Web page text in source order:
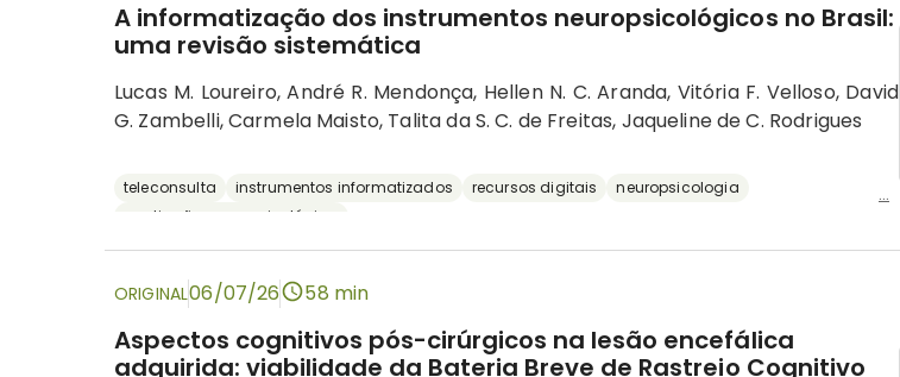
A informatização dos instrumentos neuropsicológicos no Brasil:
uma revisão sistemática
Lucas M. Loureiro, André R. Mendonça, Hellen N. C. Aranda, Vitória F. Velloso, David
G. Zambelli, Carmela Maisto, Talita da S. C. de Freitas, Jaqueline de C. Rodrigues
teleconsulta instrumentos informatizados recursos digitais
neuropsicologia
avaliação neuropsicológica
...
ORIGINAL06/07/26 58 min
Aspectos cognitivos pós-cirúrgicos na lesão encefálica
adquirida: viabilidade da Bateria Breve de Rastreio Cognitivo